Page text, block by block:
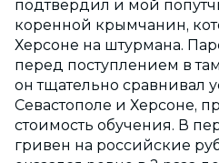
подтвердил и мой
коренной крымчанин,
Херсоне на штурмана.
перед поступлением в
он тщательно сравнивал
Севастополе и Херсоне,
стоимость обучения. В
гривен на российские